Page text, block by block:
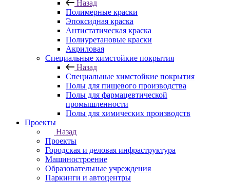
Назад
Полимерные краски
Эпоксидная краска
Антистатическая краска
Полиуретановые краски
Акриловая
Специальные химстойкие покрытия
Назад
Специальные химстойкие покрытия
Полы для пищевого производства
Полы для фармацевтической
промышленности
Полы для химических производств
Проекты
Назад
Проекты
Городская и деловая инфраструктура
Машиностроение
Образовательные учреждения
Паркинги и автоцентры